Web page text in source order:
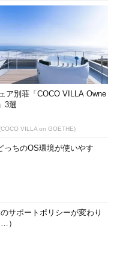
ア別荘「COCO VILLA Owne
3選
VILLA on GOETHE)
っちのOS環境が使いやす
サポートポリシーが変わり
）